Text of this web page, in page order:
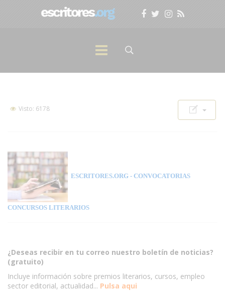
Visto: 6178
ESCRITORES.ORG - CONVOCATORIAS
CONCURSOS LITERARIOS
¿Deseas recibir en tu correo nuestro boletín de noticias?
(gratuito)
Incluye información sobre premios literarios, cursos, empleo
sector editorial, actualidad... Pulsa aqui